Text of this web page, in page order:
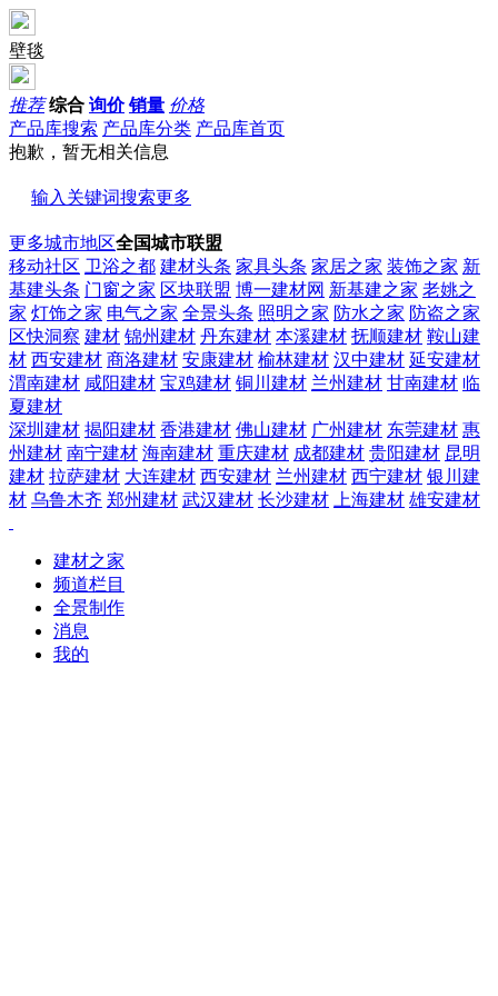
壁毯
推荐 综合 询价 销量 价格
产品库搜索 产品库分类 产品库首页
抱歉，暂无相关信息
输入关键词搜索更多
更多城市地区全国城市联盟
移动社区 卫浴之都 建材头条 家具头条 家居之家 装饰之家 新
基建头条 门窗之家 区块联盟 博一建材网 新基建之家 老姚之
家 灯饰之家 电气之家 全景头条 照明之家 防水之家 防盗之家
区快洞察 建材 锦州建材 丹东建材 本溪建材 抚顺建材 鞍山建
材 西安建材 商洛建材 安康建材 榆林建材 汉中建材 延安建材
渭南建材 咸阳建材 宝鸡建材 铜川建材 兰州建材 甘南建材 临
夏建材
深圳建材 揭阳建材 香港建材 佛山建材 广州建材 东莞建材 惠
州建材 南宁建材 海南建材 重庆建材 成都建材 贵阳建材 昆明
建材 拉萨建材 大连建材 西安建材 兰州建材 西宁建材 银川建
材 乌鲁木齐 郑州建材 武汉建材 长沙建材 上海建材 雄安建材
建材之家
频道栏目
全景制作
消息
我的